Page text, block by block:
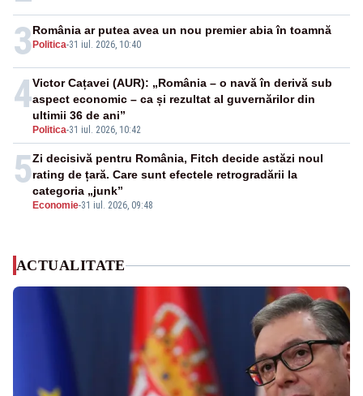
3 Politica-31 iul. 2026, 10:40
România ar putea avea un nou premier abia în toamnă
4
Politica-31 iul. 2026, 10:42
Victor Cațavei (AUR): „România – o navă în derivă sub
aspect economic – ca și rezultat al guvernărilor din
ultimii 36 de ani”
5
Economie-31 iul. 2026, 09:48
Zi decisivă pentru România, Fitch decide astăzi noul
rating de țară. Care sunt efectele retrogradării la
categoria „junk”
ACTUALITATE